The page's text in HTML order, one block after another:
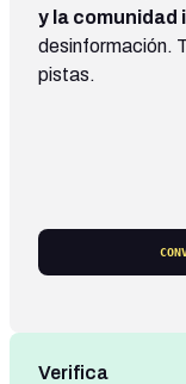
y la
desinformación.
pistas.
Verifica